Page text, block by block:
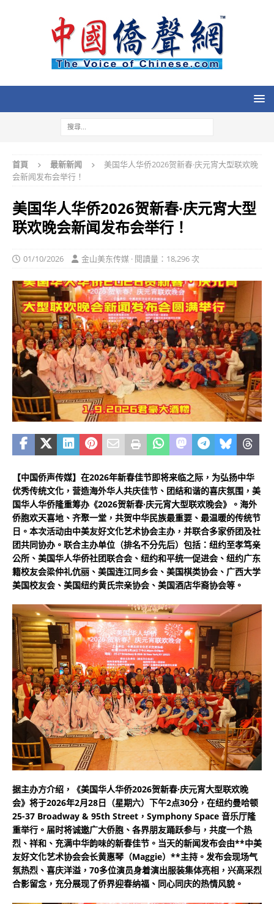
首頁 最新新闻
美国华人华侨2026贺新春·庆元宵大型联欢晚
会新闻发布会举行！
美国华人华侨2026贺新春·庆元宵大型
联欢晚会新闻发布会举行！
01/10/2026 金山美东传媒 · 閱讀量：18,296 次
【中国侨声传媒】在2026年新春佳节即将来临之际，为弘扬中华
优秀传统文化，营造海外华人共庆佳节、团结和谐的喜庆氛围，美
国华人华侨隆重筹办《2026贺新春·庆元宵大型联欢晚会》。海外
侨胞欢天喜地、齐聚一堂，共贺中华民族最重要、最温暖的传统节
日。本次活动由中美友好文化艺术协会主办，并联合多家侨团及社
团共同协办。联合主办单位（排名不分先后）包括：纽约至孝笃亲
公所、美国华人华侨社团联合会、纽约和平统一促进会、纽约广东
籍校友会梁仲礼伉丽、美国连江同乡会、美国棋类协会、广西大学
美国校友会、美国纽约黄氏宗亲协会、美国酒店华裔协会等。
据主办方介绍，《美国华人华侨2026贺新春·庆元宵大型联欢晚
会》将于2026年2月28日（星期六）下午2点30分，在纽约曼哈顿
25-37 Broadway & 95th Street，Symphony Space 音乐厅隆
重举行。届时将诚邀广大侨胞、各界朋友踊跃参与，共度一个热
烈、祥和、充满中华韵味的新春佳节。当天的新闻发布会由**中美
友好文化艺术协会会长黄惠琴（Maggie）**主持。发布会现场气
氛热烈、喜庆洋溢，70多位演员身着演出服装集体亮相，兴高采烈
合影留念，充分展现了侨界迎春纳福、同心同庆的热情风貌。